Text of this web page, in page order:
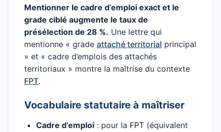
Mentionner le cadre d’emploi exact et le
grade ciblé augmente le taux de
présélection de 28 %. Une lettre qui
mentionne « grade attaché territorial principal
» et « cadre d’emplois des attachés
territoriaux » montre la maîtrise du contexte
FPT.
Vocabulaire statutaire à maîtriser
Cadre d’emploi : pour la FPT (équivalent